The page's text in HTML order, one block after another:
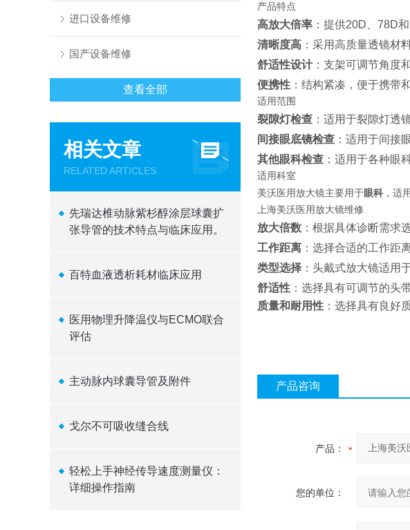
进口设备维修
国产设备维修
查看全部
相关文章
RELATED ARTICLES
先瑞达椎动脉紫杉醇涂层球囊扩
张导管的技术特点与临床应用。
百特血液透析耗材临床应用
医用物理升降温仪与ECMO联合
评估
主动脉内球囊导管及附件
戈尔不可吸收缝合线
轻松上手神经传导速度测量仪：
详细操作指南
产品特点
高放大倍率 ：提供20D、78D
清晰度高 ：采用高质量透镜材
舒适性设计：支架可调节角度
便携性 ：结构紧凑，便于携带
适用范围
裂隙灯检查 ：适用于裂隙灯透
间接眼底镜检查 ：适用于间接
其他眼科检查 ：适用于各种眼
适用科室
美沃医用放大镜主要用于眼科 ，适
上海美沃医用放大镜维修
放大倍数 ：根据具体诊断需求
工作距离 ：选择合适的工作距
类型选择 ：头戴式放大镜适用
舒适性 ：选择具有可调节的头
质量和耐用性 ：选择具有良好
产品咨询
产品：
您的单位：